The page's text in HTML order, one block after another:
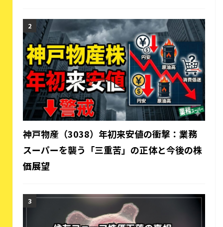
神戸物産（3038）年初来安値の衝撃：業務
スーパーを襲う「三重苦」の正体と今後の株
価展望